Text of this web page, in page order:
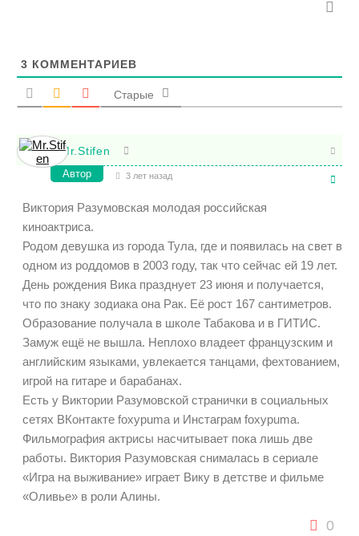
3 КОММЕНТАРИЕВ
Старые
Mr.Stifen
Автор 3 лет назад
Виктория Разумовская молодая российская
киноактриса.
Родом девушка из города Тула, где и появилась на свет в
одном из роддомов в 2003 году, так что сейчас ей 19 лет.
День рождения Вика празднует 23 июня и получается,
что по знаку зодиака она Рак. Её рост 167 сантиметров.
Образование получала в школе Табакова и в ГИТИС.
Замуж ещё не вышла. Неплохо владеет французским и
английским языками, увлекается танцами, фехтованием,
игрой на гитаре и барабанах.
Есть у Виктории Разумовской странички в социальных
сетях ВКонтакте foxypuma и Инстаграм foxypuma.
Фильмография актрисы насчитывает пока лишь две
работы. Виктория Разумовская снималась в сериале
«Игра на выживание» играет Вику в детстве и фильме
«Оливье» в роли Алины.
0